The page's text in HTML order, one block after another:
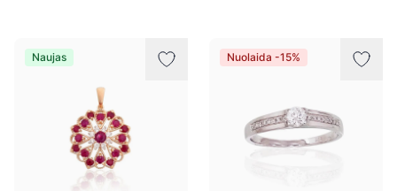
Naujas Nuolaida -15%